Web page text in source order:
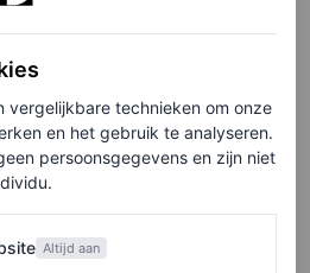
vergelijkbare technieken om onze
en het gebruik te analyseren.
persoonsgegevens en zijn niet
Altijd aan